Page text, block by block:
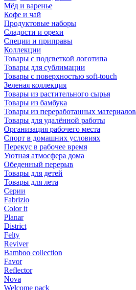
Мёд и варенье
Кофе и чай
Продуктовые наборы
Сладости и орехи
Специи и приправы
Коллекции
Товары с подсветкой логотипа
Товары для сублимации
Товары с поверхностью soft-touch
Зеленая коллекция
Товары из растительного сырья
Товары из бамбука
Товары из переработанных материалов
Товары для удалённой работы
Организация рабочего места
Спорт в домашних условиях
Перекус в рабочее время
Уютная атмосфера дома
Обеденный перерыв
Товары для детей
Товары для лета
Серии
Fabrizio
Color it
Planar
District
Felty
Reviver
Bamboo collection
Favor
Reflector
Nova
Welcome pack